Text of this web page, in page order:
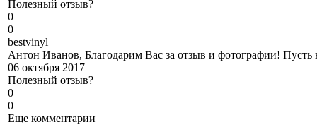
Полезный отзыв?
0
0
bestvinyl
Антон Иванов, Благодарим Вас за отзыв и фотографии! Пусть
06 октября 2017
Полезный отзыв?
0
0
Еще комментарии